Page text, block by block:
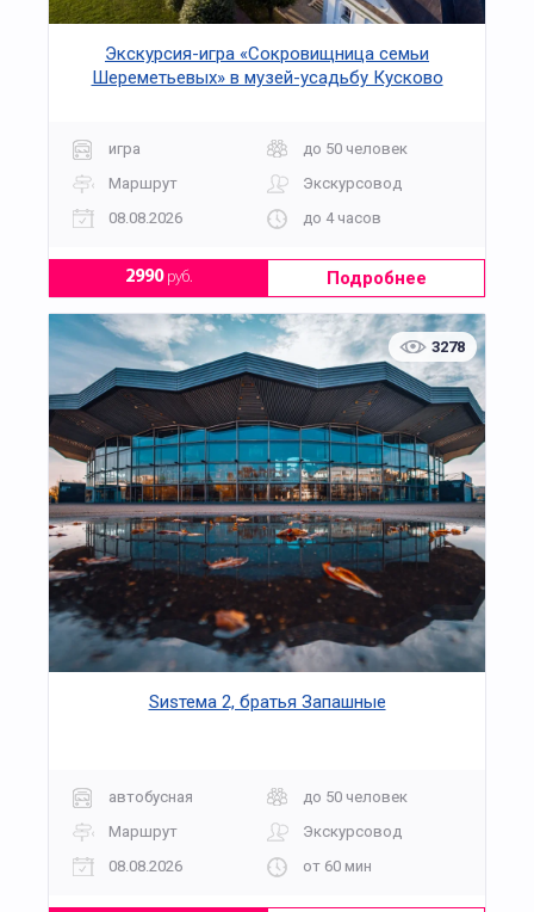
Экскурсия-игра «Сокровищница семьи
Шереметьевых» в музей-усадьбу Кусково
игра
до 50 человек
Маршрут
Экскурсовод
08.08.2026
до 4 часов
2990руб. Подробнее
3278
Sиsтема 2, братья Запашные
автобусная
до 50 человек
Маршрут
Экскурсовод
08.08.2026
от 60 мин